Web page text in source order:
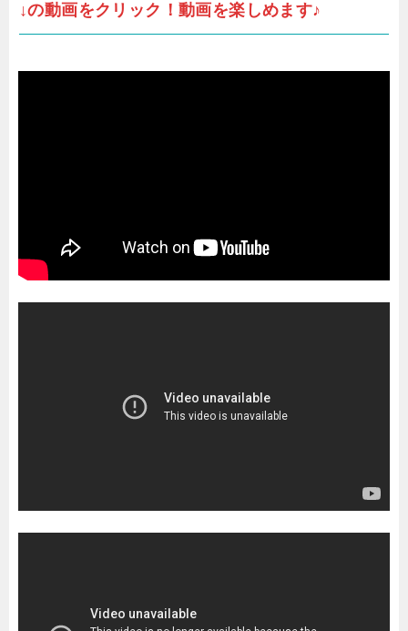
↓の動画をクリック！動画を楽しめます♪